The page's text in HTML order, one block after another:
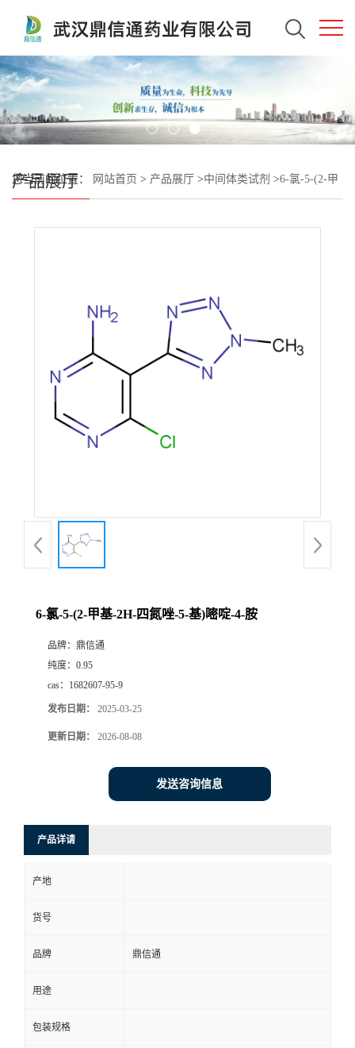
产品展厅
您当前的位置： 网站首页 > 产品展厅 >中间体类试剂 >6-氯-5-(2-甲
6-氯-5-(2-甲基-2H-四氮唑-5-基)嘧啶-4-胺
品牌： 鼎信通
纯度： 0.95
cas： 1682607-95-9
发布日期： 2025-03-25
更新日期： 2026-08-08
发送咨询信息
产品详请
产地
货号
品牌 鼎信通
用途
包装规格